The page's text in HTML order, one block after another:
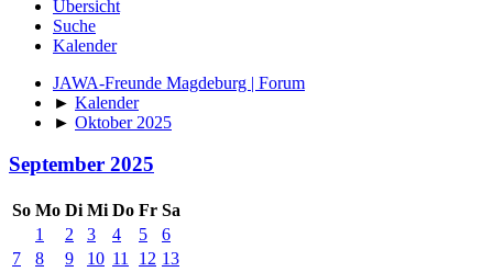
Übersicht
Suche
Kalender
JAWA-Freunde Magdeburg | Forum
► Kalender
► Oktober 2025
September 2025
So Mo Di Mi Do Fr Sa
1
2 3 4 5
6
7
8 9 10 11 12 13